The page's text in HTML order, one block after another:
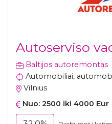
Autoserviso
Baltijos autoremontas
Automobiliai,
Vilnius
Nuo: 2500 iki 4000 Eur